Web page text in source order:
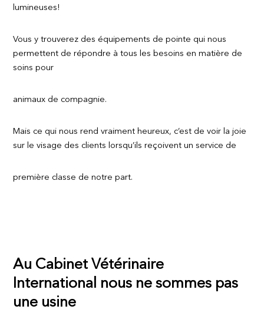
lumineuses!
Vous y trouverez des équipements de pointe qui nous
permettent de répondre à tous les besoins en matière de
soins pour
animaux de compagnie.
Mais ce qui nous rend vraiment heureux, c’est de voir la joie
sur le visage des clients lorsqu’ils reçoivent un service de
première classe de notre part.
Au Cabinet Vétérinaire
International nous ne sommes pas
une usine